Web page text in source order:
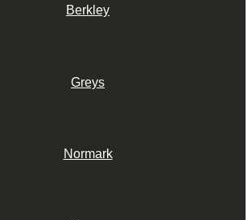
Berkley
Greys
Normark